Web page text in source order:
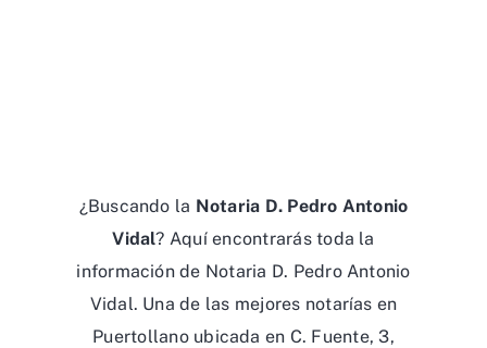
¿Buscando la Notaria D. Pedro Antonio
Vidal? Aquí encontrarás toda la
información de Notaria D. Pedro Antonio
Vidal. Una de las mejores notarías en
Puertollano ubicada en C. Fuente, 3,